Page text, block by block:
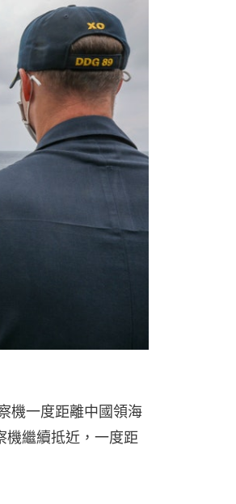
機一度距離中國領海
機繼續抵近，一度距